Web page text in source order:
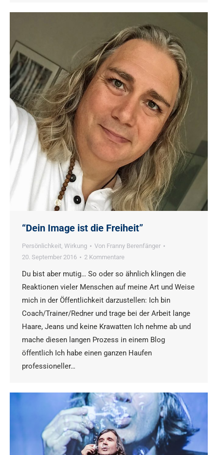
“Dein Image ist die Freiheit”
Persönlichkeit, Wirkung Von Franny Berenfänger
20. September 2016
2 Kommentare
Du bist aber mutig… So oder so ähnlich klingen die
Reaktionen vieler Menschen auf meine Art und Weise
mich in der Öffentlichkeit darzustellen: Ich bin
Coach/Trainer/Redner und trage bei der Arbeit lange
Haare, Jeans und keine Krawatten Ich nehme ab und
mache diesen langen Prozess in einem Blog
öffentlich Ich habe einen ganzen Haufen
professioneller…